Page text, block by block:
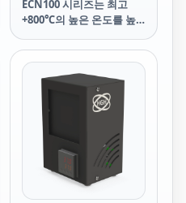
600°C)
ECN100 시리즈는 최고
+800℃의 높은 온도를 높
장구역 적외선 비교 방사선
원 입니다.